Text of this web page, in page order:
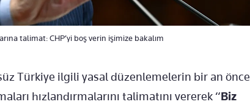
talimat: CHP’yi boş verin işimize bakalım
Türkiye ilgili yasal düzenlemelerin bir an önce
hızlandırmalarını talimatını vererek “Biz